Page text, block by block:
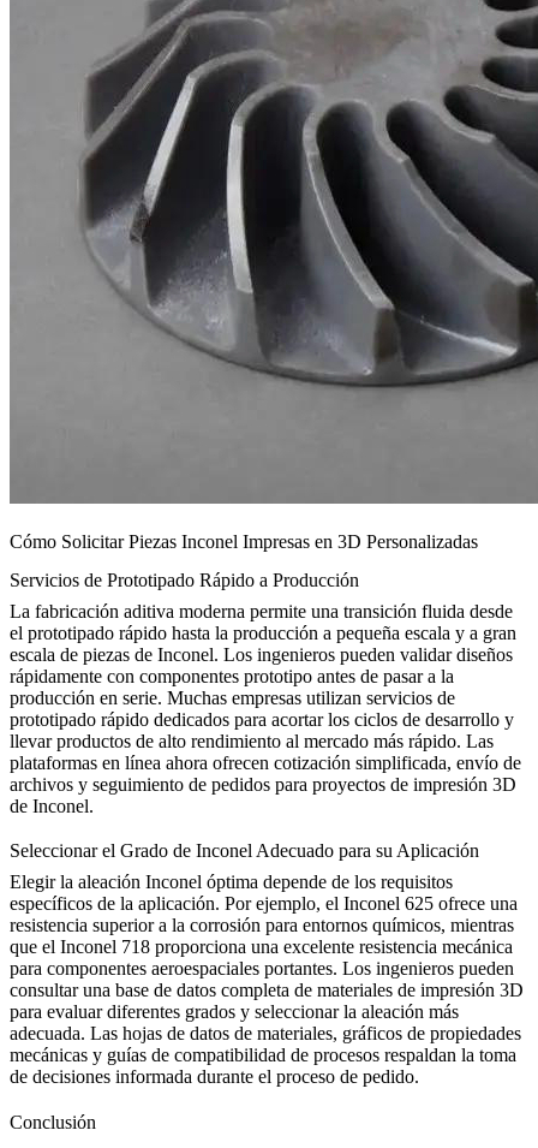
Cómo Solicitar Piezas Inconel Impresas en 3D Personalizadas
Servicios de Prototipado Rápido a Producción
La fabricación aditiva moderna permite una transición fluida desde
el prototipado rápido hasta la producción a pequeña escala y a gran
escala de piezas de Inconel. Los ingenieros pueden validar diseños
rápidamente con componentes prototipo antes de pasar a la
producción en serie. Muchas empresas utilizan servicios de
prototipado rápido dedicados para acortar los ciclos de desarrollo y
llevar productos de alto rendimiento al mercado más rápido. Las
plataformas en línea ahora ofrecen cotización simplificada, envío de
archivos y seguimiento de pedidos para proyectos de impresión 3D
de Inconel.
Seleccionar el Grado de Inconel Adecuado para su Aplicación
Elegir la aleación Inconel óptima depende de los requisitos
específicos de la aplicación. Por ejemplo, el Inconel 625 ofrece una
resistencia superior a la corrosión para entornos químicos, mientras
que el Inconel 718 proporciona una excelente resistencia mecánica
para componentes aeroespaciales portantes. Los ingenieros pueden
consultar una base de datos completa de materiales de impresión 3D
para evaluar diferentes grados y seleccionar la aleación más
adecuada. Las hojas de datos de materiales, gráficos de propiedades
mecánicas y guías de compatibilidad de procesos respaldan la toma
de decisiones informada durante el proceso de pedido.
Conclusión